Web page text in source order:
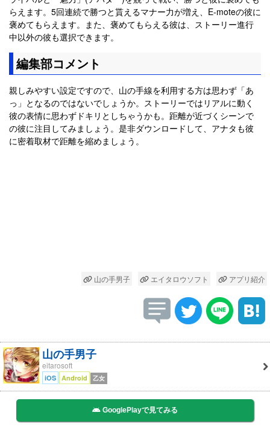
らえます。5回連続で勝つと貰えるマナー力が増え、E-moteの彼に
褒めてもらえます。また、褒めてもらえる彼は、ストーリー進行
中以外の彼も選択できます。
編集部コメント
親しみやすい設定ですので、山の手線を利用する方は思わず「あ
っ」となるのではないでしょうか。ストーリーではリアルに動く
彼の表情に思わずドキリとしちゃうかも。距離が近づくシーンで
の彼に注目してみましょう。是非ダウンロードして、アナタも彼
に密着取材で距離を縮めましょう。
山の手男子 エイタロウソフト アプリ紹介
山の手男子
eitarosoft
iOS Android 乙女
GooglePlayで見てみる